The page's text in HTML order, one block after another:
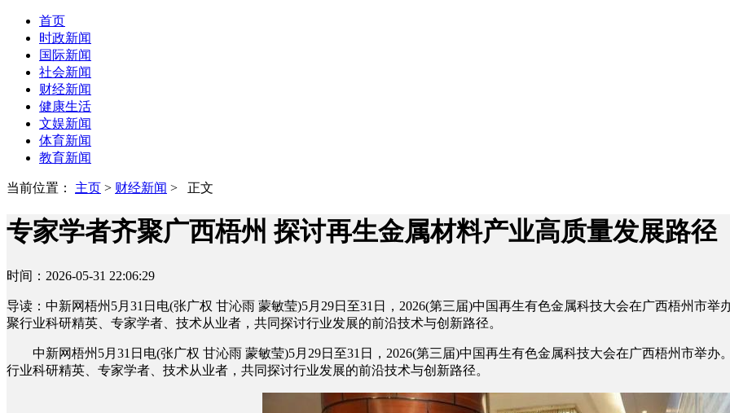
首页
时政新闻
国际新闻
社会新闻
财经新闻
健康生活
文娱新闻
体育新闻
教育新闻
当前位置： 主页 > 财经新闻 > 正文
专家学者齐聚广西梧州 探讨再生金属材料产业高质量发展路径
时间：2026-05-31 22:06:29
导读：中新网梧州5月31日电(张广权 甘沁雨 蒙敏莹)5月29日至31日，2026(第三届)中国再生有色金属科技大会在广西梧州市
聚行业科研精英、专家学者、技术从业者，共同探讨行业发展的前沿技术与创新路径。
中新网梧州5月31日电(张广权 甘沁雨 蒙敏莹)5月29日至31日，2026(第三届)中国再生有色金属科技大会在广西梧州市举办
行业科研精英、专家学者、技术从业者，共同探讨行业发展的前沿技术与创新路径。